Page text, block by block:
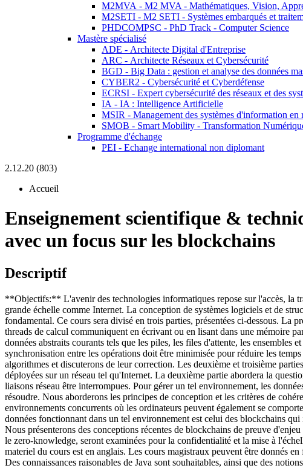
M2MVA - M2 MVA - Mathématiques, Vision,
M2SETI - M2 SETI - Systèmes embarqués et
PHDCOMPSC - PhD Track - Computer Science
Mastère spécialisé
ADE - Architecte Digital d'Entreprise
ARC - Architecte Réseaux et Cybersécurité
BGD - Big Data : gestion et analyse des données
CYBER2 - Cybersécurité et Cyberdéfense
ECRSI - Expert cybersécurité des réseaux et des
IA - IA : Intelligence Artificielle
MSIR - Management des systèmes d'information en
SMOB - Smart Mobility - Transformation
Programme d'échange
PEI - Echange international non diplomant
2.12.20 (803)
Accueil
Enseignement scientifique &
avec un focus sur les blockchains
Descriptif
**Objectifs:** L'avenir des technologies informatiques repose sur l'accès, la
grande échelle comme Internet. La conception de systèmes logiciels et de
fondamental. Ce cours sera divisé en trois parties, présentées ci-dessous. La
threads de calcul communiquent en écrivant ou en lisant dans une mémoire
données abstraits courants tels que les piles, les files d'attente, les
synchronisation entre les opérations doit être minimisée pour réduire les
algorithmes et discuterons de leur correction. Les deuxième et troisième
déployées sur un réseau tel qu'Internet. La deuxième partie abordera la
liaisons réseau être interrompues. Pour gérer un tel environnement, les
résoudre. Nous aborderons les principes de conception et les critères de
environnements concurrents où les ordinateurs peuvent également se
données fonctionnant dans un tel environnement est celui des blockchains
Nous présenterons des conceptions récentes de blockchains de preuve
le zero-knowledge, seront examinées pour la confidentialité et la mise à
materiel du cours est en anglais. Les cours magistraux peuvent être
Des connaissances raisonables de Java sont souhaitables, ainsi que des